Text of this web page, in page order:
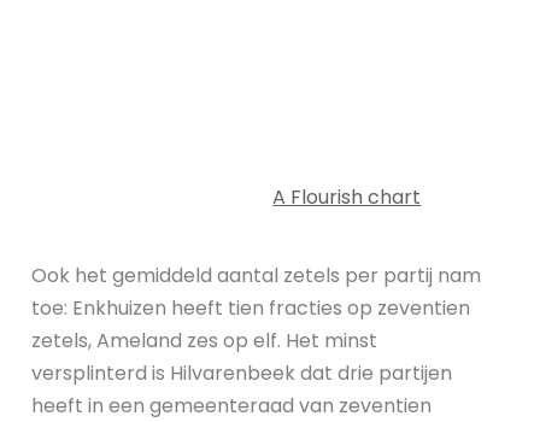
A Flourish chart
Ook het gemiddeld aantal zetels per partij nam
toe: Enkhuizen heeft tien fracties op zeventien
zetels, Ameland zes op elf. Het minst
versplinterd is Hilvarenbeek dat drie partijen
heeft in een gemeenteraad van zeventien